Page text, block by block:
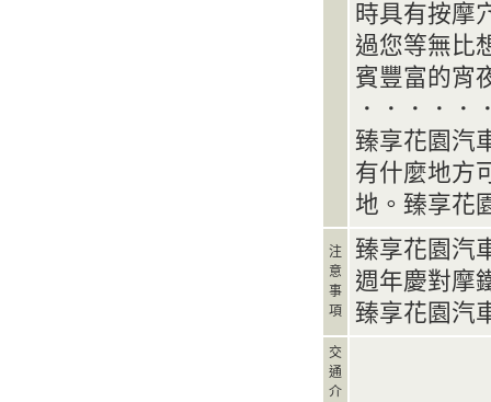
時具有按摩
過您等無比
賓豐富的宵
．．．．
臻享花園汽
有什麼地方
地。臻享花
注
意
事
項
臻享花園汽
週年慶對摩
臻享花園汽
交
通
介